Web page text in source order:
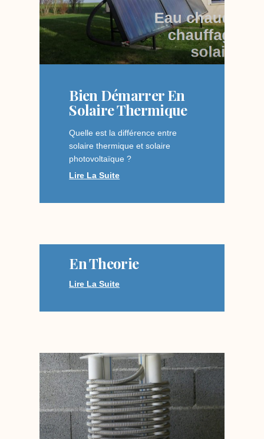
Bien Démarrer En
Solaire Thermique
Quelle est la différence entre
solaire thermique et solaire
photovoltaïque ?
Lire La Suite
En Theorie
Lire La Suite